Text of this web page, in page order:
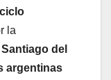
ciclo
la
del
argentinas